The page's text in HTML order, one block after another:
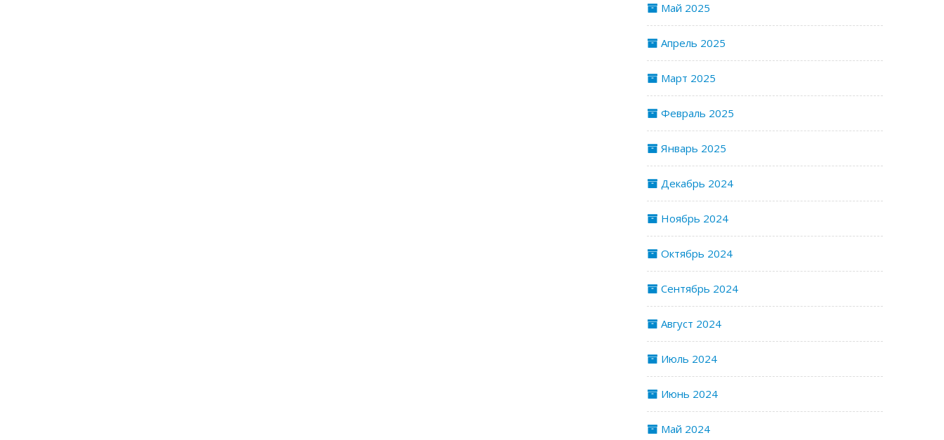
Май 2025
Апрель 2025
Март 2025
Февраль 2025
Январь 2025
Декабрь 2024
Ноябрь 2024
Октябрь 2024
Сентябрь 2024
Август 2024
Июль 2024
Июнь 2024
Май 2024